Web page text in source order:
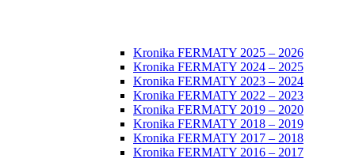
Kronika FERMATY 2025 – 2026
Kronika FERMATY 2024 – 2025
Kronika FERMATY 2023 – 2024
Kronika FERMATY 2022 – 2023
Kronika FERMATY 2019 – 2020
Kronika FERMATY 2018 – 2019
Kronika FERMATY 2017 – 2018
Kronika FERMATY 2016 – 2017